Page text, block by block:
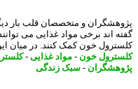
و متخصصان قلب بار دیگر
اند برخی مواد غذایی می توانند
خون کمک کنند. در میان این
خون-مواد غذایی- کلسترول-
- سبک زندگی